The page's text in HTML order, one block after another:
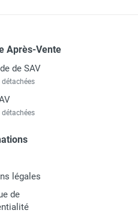
Après-Vente
de SAV
détachées
détachées
légales
de